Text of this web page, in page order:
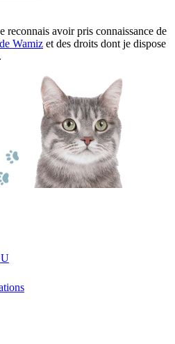
avoir pris connaissance de
Wamiz et des droits dont je dispose